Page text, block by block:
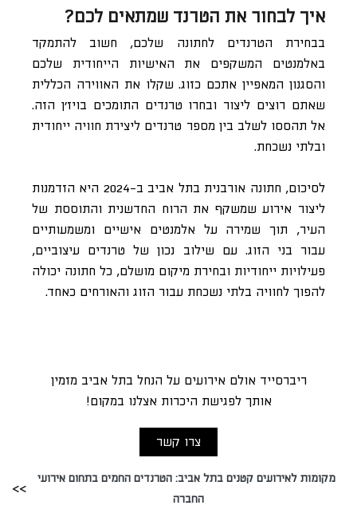
איך לבחור את הטרנד שמתאים לכם?
בבחירת הטרנדים לחתונה שלכם, חשוב להתמקד
באלמנטים המשקפים את האישיות הייחודית שלכם
והסגנון המאפיין אתכם כזוג. שקלו את האווירה הכללית
שאתם רוצים ליצור ובחרו טרנדים התומכים בויז׳ן הזה.
אל תהססו לשלב בין מספר טרנדים ליצירת חוויה ייחודית
ובלתי נשכחת.
לסיכום, חתונה אורבנית בתל אביב ב-2024 היא הזדמנות
ליצור אירוע שמשקף את הרוח החדשנית והתוססת של
העיר, תוך שמירה על אלמנטים אישיים ומשמעותיים
עבור בני הזוג. עם שילוב נכון של טרנדים עיצוביים,
פעילויות ייחודיות ובחירת מיקום מושלם, כל חתונה יכולה
להפוך לחוויה בלתי נשכחת עבור הזוג והאורחים כאחד.
ריברסייד אולם אירועים על הנחל בתל אביב מזמין
אותך לפגישת היכרות אצלנו במקום!
צרו קשר
מקומות לאירועים קטנים בתל אביב: הטרנדים החמים בתחום אירועי
החברה